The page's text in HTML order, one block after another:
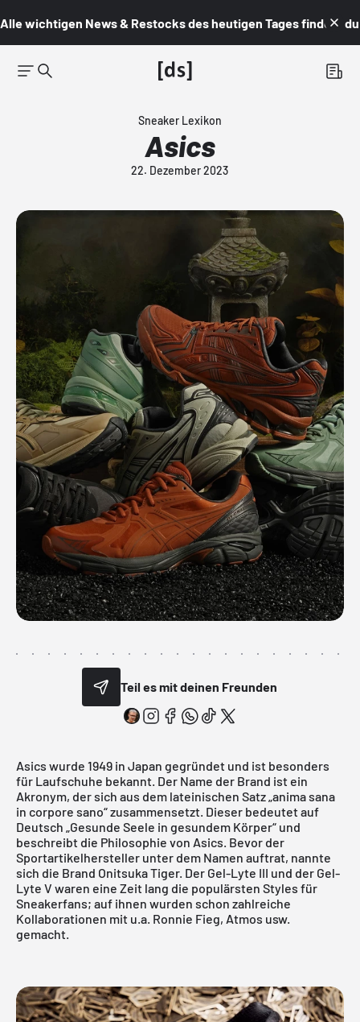
Alle wichtigen News & Restocks des heutigen Tages findest du
Sneaker Lexikon
Asics
22. Dezember 2023
Teil es mit deinen Freunden
Asics wurde 1949 in Japan gegründet und ist besonders
für Laufschuhe bekannt. Der Name der Brand ist ein
Akronym, der sich aus dem lateinischen Satz „anima sana
in corpore sano“ zusammensetzt. Dieser bedeutet auf
Deutsch „Gesunde Seele in gesundem Körper“ und
beschreibt die Philosophie von Asics. Bevor der
Sportartikelhersteller unter dem Namen auftrat, nannte
sich die Brand Onitsuka Tiger. Der Gel-Lyte III und der Gel-
Lyte V waren eine Zeit lang die populärsten Styles für
Sneakerfans; auf ihnen wurden schon zahlreiche
Kollaborationen mit u.a. Ronnie Fieg, Atmos usw.
gemacht.